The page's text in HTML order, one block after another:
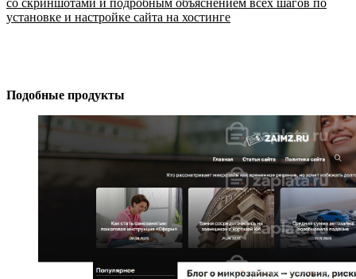
установке и настройке сайта на хостинге
Подобные продукты